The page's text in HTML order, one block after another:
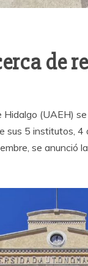
de
(UAEH)
5 institutos,
se anunció